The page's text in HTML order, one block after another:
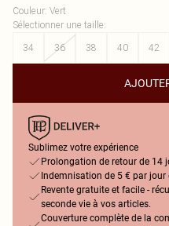
Couleur: Vert
Sélectionner une taille:
34
36 38 40 42
Sublimez votre expérience
Prolongation de retour de 14
Indemnisation de 5 € par
Revente gratuite et facile -
seconde vie à vos articles.
Couverture complète de la